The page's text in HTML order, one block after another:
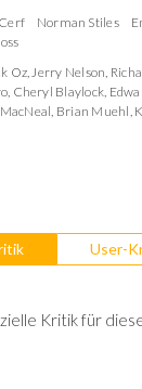
Norman Stiles
Oz,Jerry Nelson,
, Cheryl Blaylock,
, Brian Muehl,
User-
Kritik für